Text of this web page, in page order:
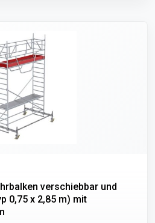
verschiebbar und
0,75 x 2,85 m) mit